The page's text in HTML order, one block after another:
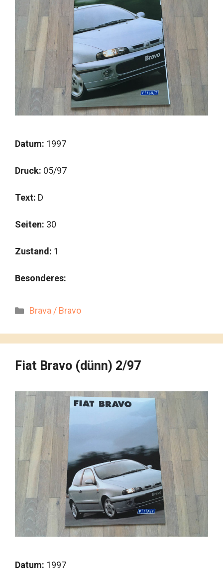
Datum: 1997
Druck: 05/97
Text: D
Seiten: 30
Zustand: 1
Besonderes:
Kategorien
Brava / Bravo
Fiat Bravo (dünn) 2/97
Datum: 1997